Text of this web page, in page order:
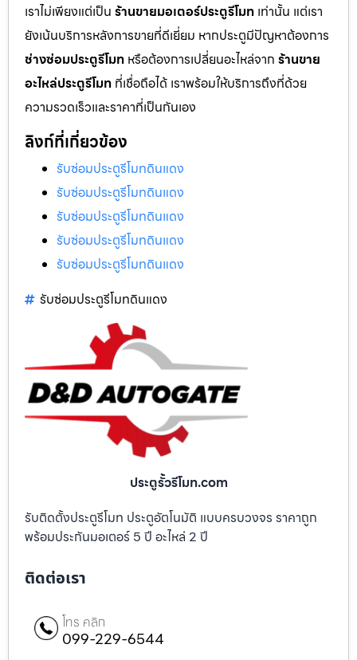
เราไม่เพียงแต่เป็น ร้านขายมอเตอร์ประตูรีโมท เท่านั้น แต่เรา
ยังเน้นบริการหลังการขายที่ดีเยี่ยม หากประตูมีปัญหาต้องการ
ช่างซ่อมประตูรีโมท หรือต้องการเปลี่ยนอะไหล่จาก ร้านขาย
อะไหล่ประตูรีโมท ที่เชื่อถือได้ เราพร้อมให้บริการถึงที่ด้วย
ความรวดเร็วและราคาที่เป็นกันเอง
ลิงก์ที่เกี่ยวข้อง
รับซ่อมประตูรีโมทดินแดง
รับซ่อมประตูรีโมทดินแดง
รับซ่อมประตูรีโมทดินแดง
รับซ่อมประตูรีโมทดินแดง
รับซ่อมประตูรีโมทดินแดง
รับซ่อมประตูรีโมทดินแดง
ประตูรั้วรีโมท.com
รับติดตั้งประตูรีโมท ประตูอัตโนมัติ แบบครบวงจร ราคาถูก
พร้อมประกันมอเตอร์ 5 ปี อะไหล่ 2 ปี
ติดต่อเรา
โทร คลิก
099-229-6544